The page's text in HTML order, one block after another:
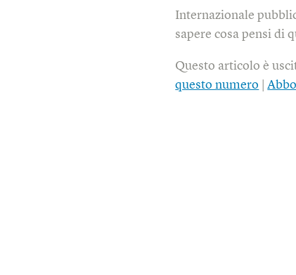
Internazionale
sapere cosa pensi di
Questo articolo è
questo numero |